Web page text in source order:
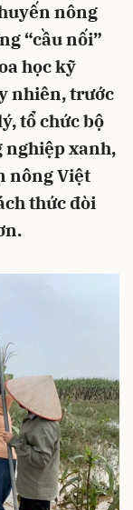
nông
“cầu nối”
học kỹ
nhiên, trước
tổ chức bộ
nghiệp xanh,
nông Việt
thức đòi